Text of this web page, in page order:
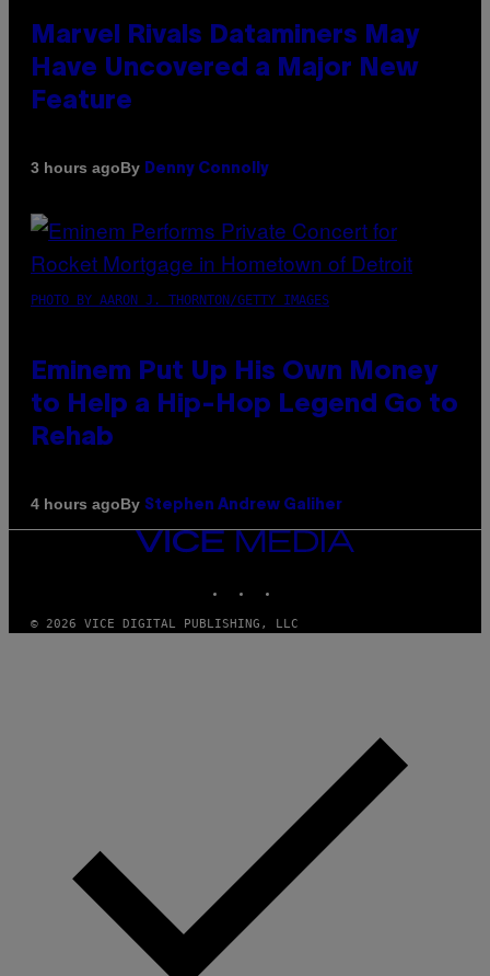
Marvel Rivals Dataminers May
Have Uncovered a Major New
Feature
3 hours agoBy Denny Connolly
PHOTO BY AARON J. THORNTON/GETTY IMAGES
Eminem Put Up His Own Money
to Help a Hip-Hop Legend Go to
Rehab
4 hours agoBy Stephen Andrew Galiher
VICE
MEDIA
© 2026 VICE DIGITAL PUBLISHING, LLC